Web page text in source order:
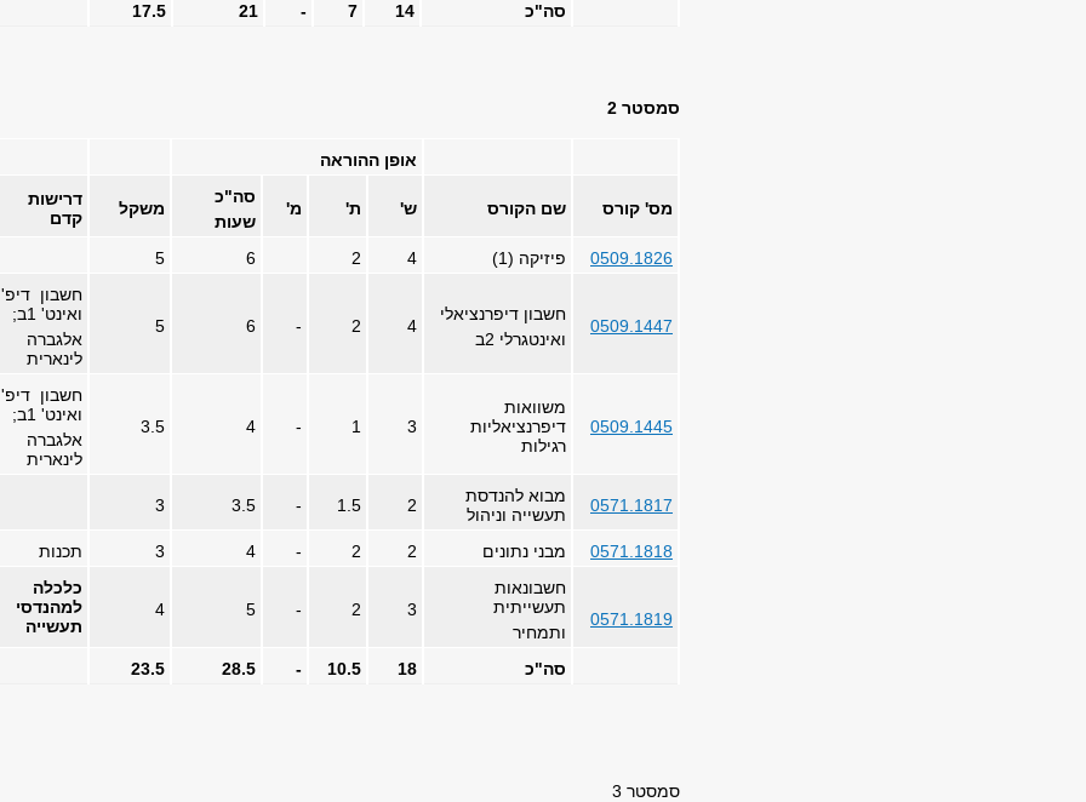
סה"כ 14
7
-
21
17.5
סמסטר 2
אופן ההוראה
מס' קורס שם הקורס ש' ת' מ'
סה"כ
שעות
משקל
דרישות
קדם
0509.1826 פיזיקה (1) 4
2
6
5
0509.1447
חשבון דיפרנציאלי
ואינטגרלי 2ב
4
2
-
6
5
חשבון דיפ'
ואינט' 1ב;
אלגברה
לינארית
0509.1445
משוואות
דיפרנציאליות
רגילות
3
1
-
4
3.5
חשבון דיפ'
ואינט' 1ב;
אלגברה
לינארית
0571.1817
מבוא להנדסת
תעשייה וניהול
2
1.5
-
3.5
3
0571.1818 מבני נתונים 2
2
-
4
3 תכנות
0571.1819
חשבונאות
תעשייתית
ותמחיר
3
2
-
5
4
כלכלה
למהנדסי
תעשייה
סה"כ 18
10.5
-
28.5
23.5
סמסטר 3